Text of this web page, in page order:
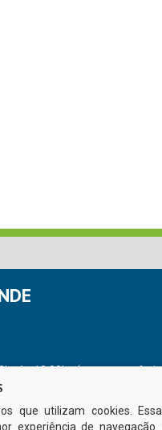
às 13:00hs (exceto nos
que utilizam cookies.
experiência de